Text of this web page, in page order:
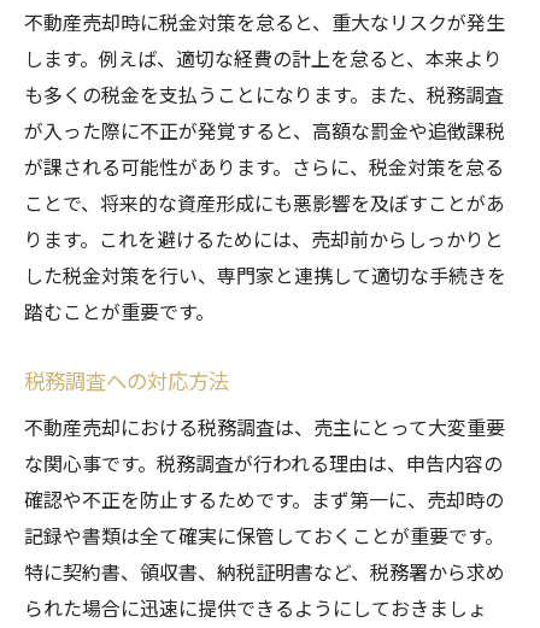
不動産売却時に税金対策を怠ると、重大なリスクが発生
します。例えば、適切な経費の計上を怠ると、本来より
も多くの税金を支払うことになります。また、税務調査
が入った際に不正が発覚すると、高額な罰金や追徴課税
が課される可能性があります。さらに、税金対策を怠る
ことで、将来的な資産形成にも悪影響を及ぼすことがあ
ります。これを避けるためには、売却前からしっかりと
した税金対策を行い、専門家と連携して適切な手続きを
踏むことが重要です。
税務調査への対応方法
不動産売却における税務調査は、売主にとって大変重要
な関心事です。税務調査が行われる理由は、申告内容の
確認や不正を防止するためです。まず第一に、売却時の
記録や書類は全て確実に保管しておくことが重要です。
特に契約書、領収書、納税証明書など、税務署から求め
られた場合に迅速に提供できるようにしておきましょ